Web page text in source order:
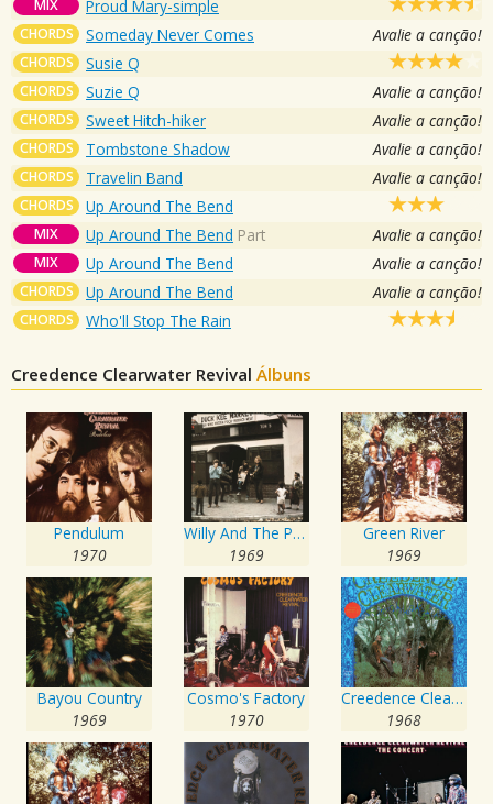
MIX Proud Mary-simple
CHORDS Someday Never Comes Avalie a canção!
CHORDS Susie Q
CHORDS Suzie Q Avalie a canção!
CHORDS Sweet Hitch-hiker Avalie a canção!
CHORDS Tombstone Shadow Avalie a canção!
CHORDS Travelin Band Avalie a canção!
CHORDS Up Around The Bend
MIX Up Around The Bend Part Avalie a canção!
MIX Up Around The Bend Avalie a canção!
CHORDS Up Around The Bend Avalie a canção!
CHORDS Who'll Stop The Rain
Creedence Clearwater Revival Álbuns
Pendulum
1970
Willy And The Poor Boys
1969
Green River
1969
Bayou Country
1969
Cosmo's Factory
1970
Creedence Clearwater Revival
1968